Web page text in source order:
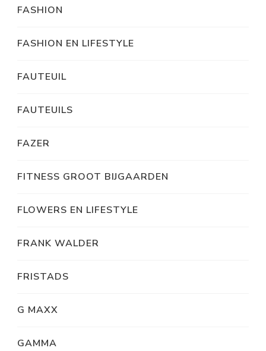
FASHION
FASHION EN LIFESTYLE
FAUTEUIL
FAUTEUILS
FAZER
FITNESS GROOT BIJGAARDEN
FLOWERS EN LIFESTYLE
FRANK WALDER
FRISTADS
G MAXX
GAMMA